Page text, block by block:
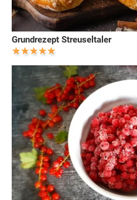
Grundrezept Streuseltaler